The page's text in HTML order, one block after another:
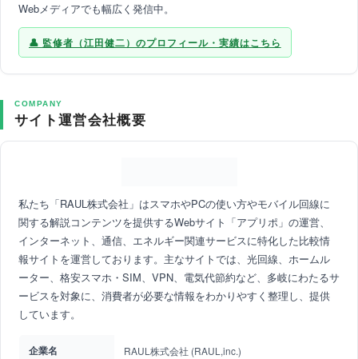
Webメディアでも幅広く発信中。
監修者（江田健二）のプロフィール・実績はこちら
COMPANY
サイト運営会社概要
私たち「RAUL株式会社」はスマホやPCの使い方やモバイル回線に
関する解説コンテンツを提供するWebサイト「アプリポ」の運営、
インターネット、通信、エネルギー関連サービスに特化した比較情
報サイトを運営しております。主なサイトでは、光回線、ホームル
ーター、格安スマホ・SIM、VPN、電気代節約など、多岐にわたるサ
ービスを対象に、消費者が必要な情報をわかりやすく整理し、提供
しています。
企業名 RAUL株式会社 (RAUL,inc.)